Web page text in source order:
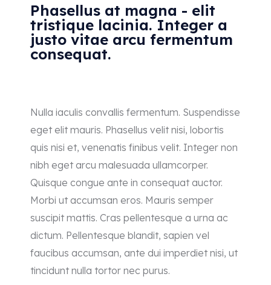
Phasellus at magna - elit
tristique lacinia. Integer a
justo vitae arcu fermentum
consequat.
Nulla iaculis convallis fermentum. Suspendisse
eget elit mauris. Phasellus velit nisi, lobortis
quis nisi et, venenatis finibus velit. Integer non
nibh eget arcu malesuada ullamcorper.
Quisque congue ante in consequat auctor.
Morbi ut accumsan eros. Mauris semper
suscipit mattis. Cras pellentesque a urna ac
dictum. Pellentesque blandit, sapien vel
faucibus accumsan, ante dui imperdiet nisi, ut
tincidunt nulla tortor nec purus.